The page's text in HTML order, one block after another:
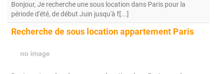
Bonjour, Je recherche une sous location dans Paris pour la
période d'été, de début Juin jusqu'à f[...]
Recherche de sous location appartement Paris